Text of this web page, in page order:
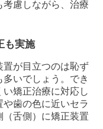
考慮しながら、治療
も実施
置が目立つのは恥ず
いでしょう。でき
矯正治療に対応し
歯の色に近いセラ
（舌側）に矯正装置